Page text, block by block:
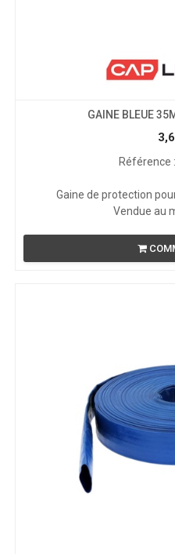
GAINE BLEUE
Référence
Gaine de protection
Vendue au